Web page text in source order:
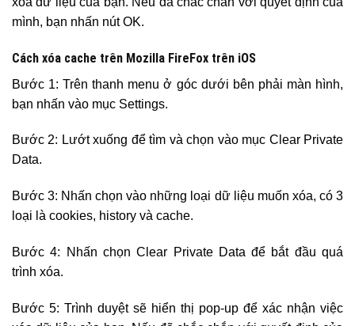
mình, bạn nhấn nút OK.
Cách xóa cache trên Mozilla FireFox trên iOS
Bước 1: Trên thanh menu ở góc dưới bên phải màn hình,
bạn nhấn vào mục Settings.
Bước 2: Lướt xuống để tìm và chọn vào mục Clear Private
Data.
Bước 3: Nhấn chọn vào những loại dữ liệu muốn xóa, có 3
loại là cookies, history và cache.
Bước 4: Nhấn chọn Clear Private Data để bắt đầu quá
trình xóa.
Bước 5: Trình duyệt sẽ hiển thị pop-up để xác nhận việc